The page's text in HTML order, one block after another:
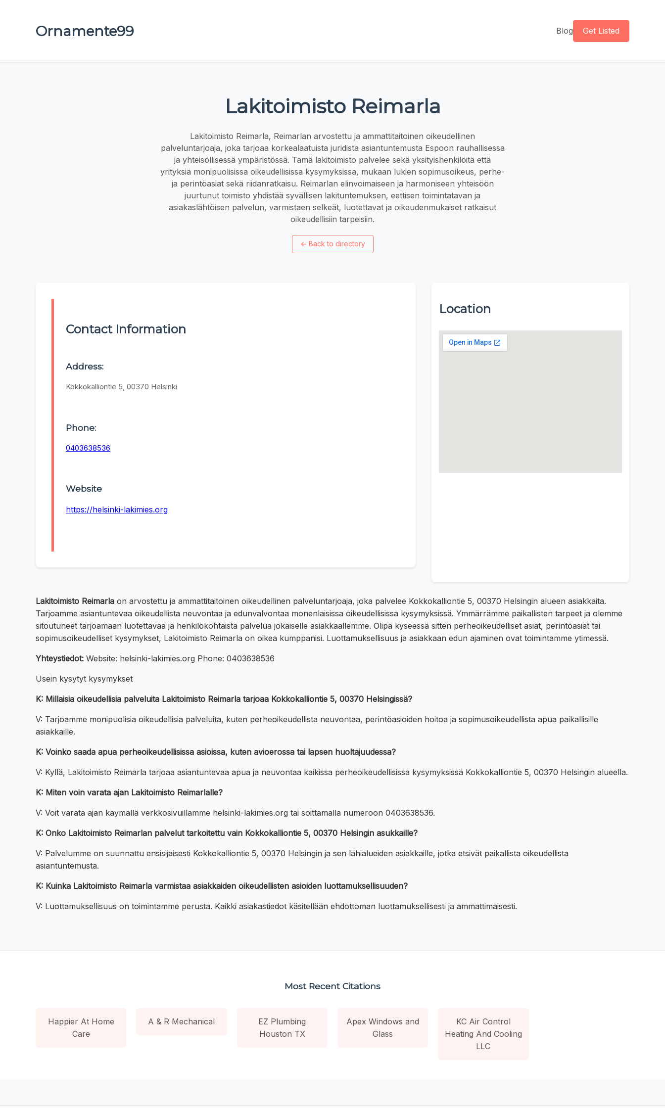
Ornamente99 Blog Get Listed
Lakitoimisto Reimarla
Lakitoimisto Reimarla, Reimarlan arvostettu ja ammattitaitoinen oikeudellinen
palveluntarjoaja, joka tarjoaa korkealaatuista juridista asiantuntemusta Espoon rauhallisessa
ja yhteisöllisessä ympäristössä. Tämä lakitoimisto palvelee sekä yksityishenkilöitä että
yrityksiä monipuolisissa oikeudellisissa kysymyksissä, mukaan lukien sopimusoikeus, perhe-
ja perintöasiat sekä riidanratkaisu. Reimarlan elinvoimaiseen ja harmoniseen yhteisöön
juurtunut toimisto yhdistää syvällisen lakituntemuksen, eettisen toimintatavan ja
asiakaslähtöisen palvelun, varmistaen selkeät, luotettavat ja oikeudenmukaiset ratkaisut
oikeudellisiin tarpeisiin.
← Back to directory
Contact Information
Address:
Kokkokalliontie 5, 00370 Helsinki
Phone:
0403638536
Website
https://helsinki-lakimies.org
Location
Lakitoimisto Reimarla on arvostettu ja ammattitaitoinen oikeudellinen palveluntarjoaja, joka palvelee Kokkokalliontie 5, 00370 Helsingin alueen asiakkaita.
Tarjoamme asiantuntevaa oikeudellista neuvontaa ja edunvalvontaa monenlaisissa oikeudellisissa kysymyksissä. Ymmärrämme paikallisten tarpeet ja olemme
sitoutuneet tarjoamaan luotettavaa ja henkilökohtaista palvelua jokaiselle asiakkaallemme. Olipa kyseessä sitten perheoikeudelliset asiat, perintöasiat tai
sopimusoikeudelliset kysymykset, Lakitoimisto Reimarla on oikea kumppanisi. Luottamuksellisuus ja asiakkaan edun ajaminen ovat toimintamme ytimessä.
Yhteystiedot: Website: helsinki-lakimies.org Phone: 0403638536
Usein kysytyt kysymykset
K: Millaisia oikeudellisia palveluita Lakitoimisto Reimarla tarjoaa Kokkokalliontie 5, 00370 Helsingissä?
V: Tarjoamme monipuolisia oikeudellisia palveluita, kuten perheoikeudellista neuvontaa, perintöasioiden hoitoa ja sopimusoikeudellista apua paikallisille
asiakkaille.
K: Voinko saada apua perheoikeudellisissa asioissa, kuten avioerossa tai lapsen huoltajuudessa?
V: Kyllä, Lakitoimisto Reimarla tarjoaa asiantuntevaa apua ja neuvontaa kaikissa perheoikeudellisissa kysymyksissä Kokkokalliontie 5, 00370 Helsingin alueella.
K: Miten voin varata ajan Lakitoimisto Reimarlalle?
V: Voit varata ajan käymällä verkkosivuillamme helsinki-lakimies.org tai soittamalla numeroon 0403638536.
K: Onko Lakitoimisto Reimarlan palvelut tarkoitettu vain Kokkokalliontie 5, 00370 Helsingin asukkaille?
V: Palvelumme on suunnattu ensisijaisesti Kokkokalliontie 5, 00370 Helsingin ja sen lähialueiden asiakkaille, jotka etsivät paikallista oikeudellista
asiantuntemusta.
K: Kuinka Lakitoimisto Reimarla varmistaa asiakkaiden oikeudellisten asioiden luottamuksellisuuden?
V: Luottamuksellisuus on toimintamme perusta. Kaikki asiakastiedot käsitellään ehdottoman luottamuksellisesti ja ammattimaisesti.
Most Recent Citations
Happier At Home
Care
A & R Mechanical
EZ Plumbing
Houston TX
Apex Windows and
Glass
KC Air Control
Heating And Cooling
LLC